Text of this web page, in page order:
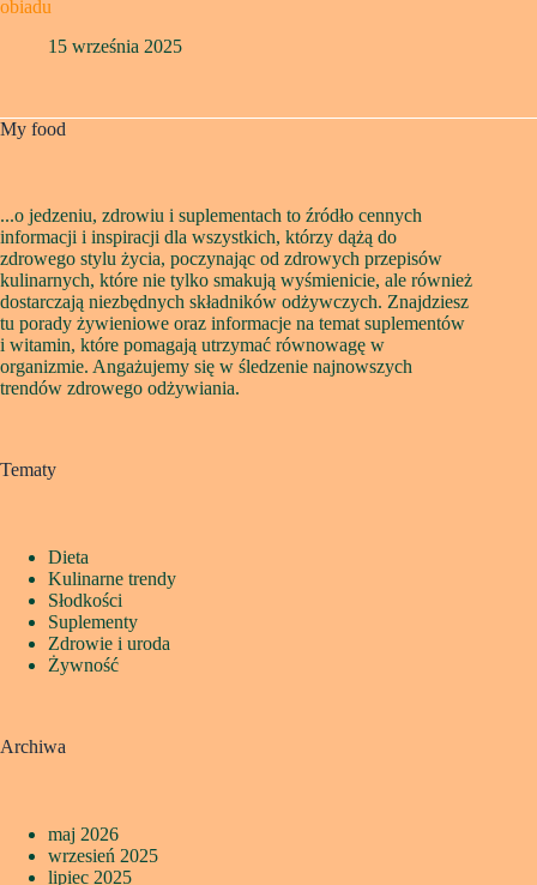
obiadu
15 września 2025
My food
...o jedzeniu, zdrowiu i suplementach to źródło cennych
informacji i inspiracji dla wszystkich, którzy dążą do
zdrowego stylu życia, poczynając od zdrowych przepisów
kulinarnych, które nie tylko smakują wyśmienicie, ale również
dostarczają niezbędnych składników odżywczych. Znajdziesz
tu porady żywieniowe oraz informacje na temat suplementów
i witamin, które pomagają utrzymać równowagę w
organizmie. Angażujemy się w śledzenie najnowszych
trendów zdrowego odżywiania.
Tematy
Dieta
Kulinarne trendy
Słodkości
Suplementy
Zdrowie i uroda
Żywność
Archiwa
maj 2026
wrzesień 2025
lipiec 2025